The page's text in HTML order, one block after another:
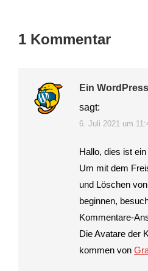
1 Kommentar
Ein
sagt:
6. Juli 2021 um
Hallo, dies ist
Um mit dem
und Löschen
beginnen,
Kommentare-
Die Avatare der
kommen von